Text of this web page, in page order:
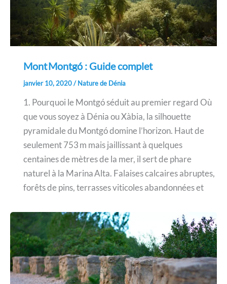
Mont Montgó : Guide complet
janvier 10, 2020/Nature de Dénia
1. Pourquoi le Montgó séduit au premier regard Où
que vous soyez à Dénia ou Xàbia, la silhouette
pyramidale du Montgó domine l’horizon. Haut de
seulement 753 m mais jaillissant à quelques
centaines de mètres de la mer, il sert de phare
naturel à la Marina Alta. Falaises calcaires abruptes,
forêts de pins, terrasses viticoles abandonnées et